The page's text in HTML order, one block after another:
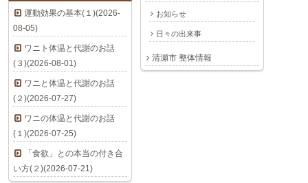
お知らせ
日々の出来事
清瀬市 整体情報
運動効果の基本(１)(2026-
08-05)
ワニト体温と代謝のお話
(３)(2026-08-01)
ワニと体温と代謝のお話
(２)(2026-07-27)
ワニの体温と代謝のお話
(１)(2026-07-25)
「食欲」との本当の付き合
い方(２)(2026-07-21)